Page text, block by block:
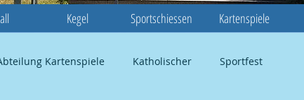
Kegel Sportschiessen Kartenspiele
Kartenspiele Katholischer Sportfest